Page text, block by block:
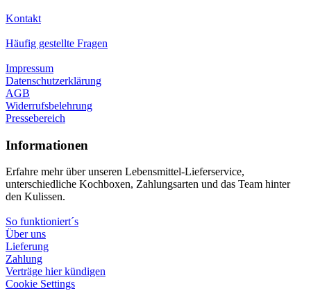
Kontakt
Häufig gestellte Fragen
Impressum
Datenschutzerklärung
AGB
Widerrufsbelehrung
Pressebereich
Informationen
Erfahre mehr über unseren Lebensmittel-Lieferservice,
unterschiedliche Kochboxen, Zahlungsarten und das Team hinter
den Kulissen.
So funktioniert´s
Über uns
Lieferung
Zahlung
Verträge hier kündigen
Cookie Settings